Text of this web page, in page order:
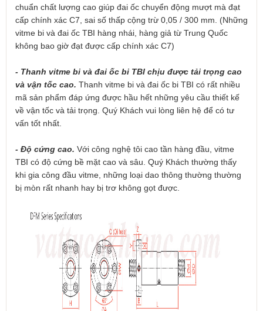
chuẩn chất lượng cao giúp đai ốc chuyển động mượt mà đạt
cấp chính xác C7, sai số thấp cộng trừ 0,05 / 300 mm. (Những
vitme bi và đai ốc TBI hàng nhái, hàng giả từ Trung Quốc
không bao giờ đạt được cấp chính xác C7)
- Thanh vitme bi và đai ốc bi TBI chịu được tải trọng cao
và vận tốc cao. Thanh vitme bi và đai ốc bi TBI có rất nhiều
mã sản phẩm đáp ứng được hầu hết những yêu cầu thiết kế
về vận tốc và tải trọng. Quý Khách vui lòng liên hệ để có tư
vấn tốt nhất.
- Độ cứng cao. Với công nghệ tôi cao tần hàng đầu, vitme
TBI có độ cứng bề mặt cao và sâu. Quý Khách thường thấy
khi gia công đầu vitme, những loại dao thông thường thường
bị mòn rất nhanh hay bị trơ không gọt được.